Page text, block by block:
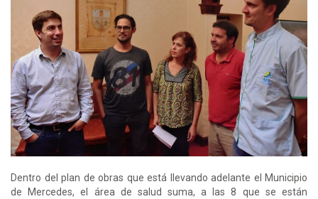
Dentro del plan de obras que está llevando adelante el Municipio
de Mercedes, el área de salud suma, a las 8 que se están